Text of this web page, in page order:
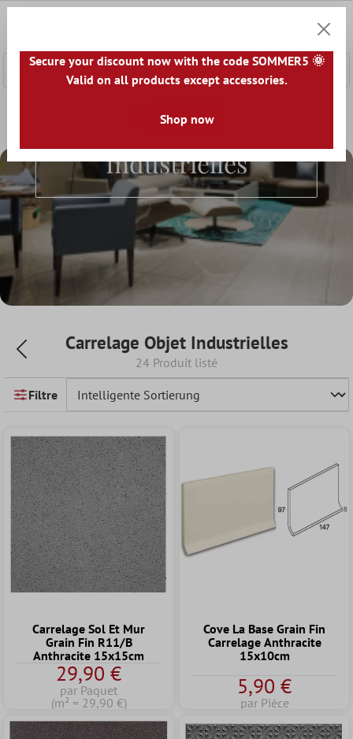
Panier
Carrelage Sol Et Mur Pièces
Carrelage Objet
Industrielles
Carrelage Objet Industrielles
24 Produit listé
Filtre
Carrelage Sol Et Mur
Grain Fin R11/B
Anthracite 15x15cm
29,90 €
par Paquet
(m² = 29,90 €)
Cove La Base Grain Fin
Carrelage Anthracite
15x10cm
5,90 €
par Pièce
Secure your discount now with the code SOMMER5 🌞
Valid on all products except accessories.
Shop now